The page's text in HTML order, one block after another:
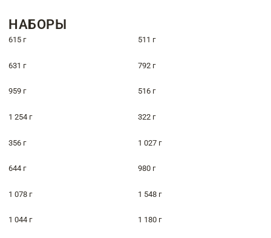
НАБОРЫ
615 г 511 г
631 г 792 г
959 г 516 г
1 254 г 322 г
356 г 1 027 г
644 г 980 г
1 078 г 1 548 г
1 044 г 1 180 г